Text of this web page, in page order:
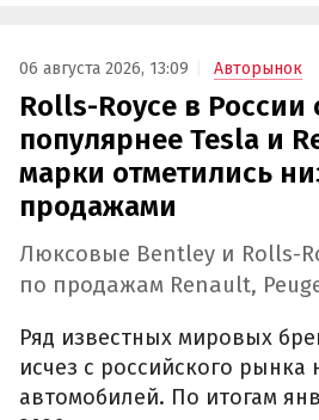
06 августа 2026, 13:09 Авторынок
Rolls-Royce в России
популярнее Tesla и
марки отметились
продажами
Люксовые Bentley и Rolls-
по продажам Renault,
Ряд известных мировых
исчез с российского рынка
автомобилей. По итогам